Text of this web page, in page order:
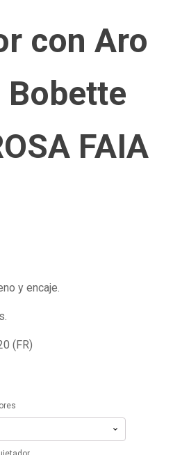
con Aro
Bobette
FAIA
y encaje.
(FR)